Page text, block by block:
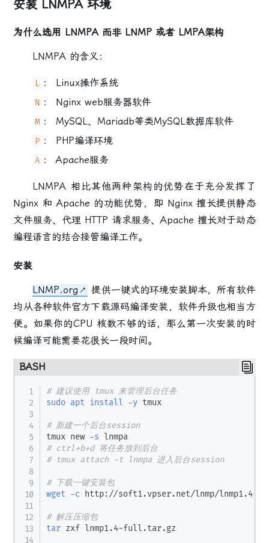
安装 LNMPA 环境
为什么选用 LNMPA 而非 LNMP 或者 LMPA架构
LNMPA 的含义：
L ： Linux操作系统
N ： Nginx web服务器软件
M ： MySQL、Mariadb等类MySQL数据库软件
P ： PHP编译环境
A ： Apache服务
LNMPA 相比其他两种架构的优势在于充分发挥了
Nginx 和 Apache 的功能优势，即 Nginx 擅长提供静态
文件服务、代理 HTTP 请求服务、Apache 擅长对于动态
编程语言的结合接管编译工作。
安装
LNMP.org
提供一键式的环境安装脚本，所有软件
均从各种软件官方下载源码编译安装，软件升级也相当方
便。如果你的CPU 核数不够的话，那么第一次安装的时
候编译可能需要花很长一段时间。
BASH
# 建议使用 tmux 来管理后台任务
sudo apt install -y tmux
# 新建一个后台session
tmux new -s
# ctrl+b+d 将任务放到后台
# tmux attach -t lnmpa 进入后台session
# 下载一键安装包
wget -c http://soft1.vpser.net/lnmp/lnmp1.4-
# 解压压缩包
tar zxf lnmp1.4-full.tar.gz